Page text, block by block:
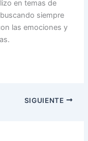
en temas de
siempre
las emociones y
SIGUIENTE